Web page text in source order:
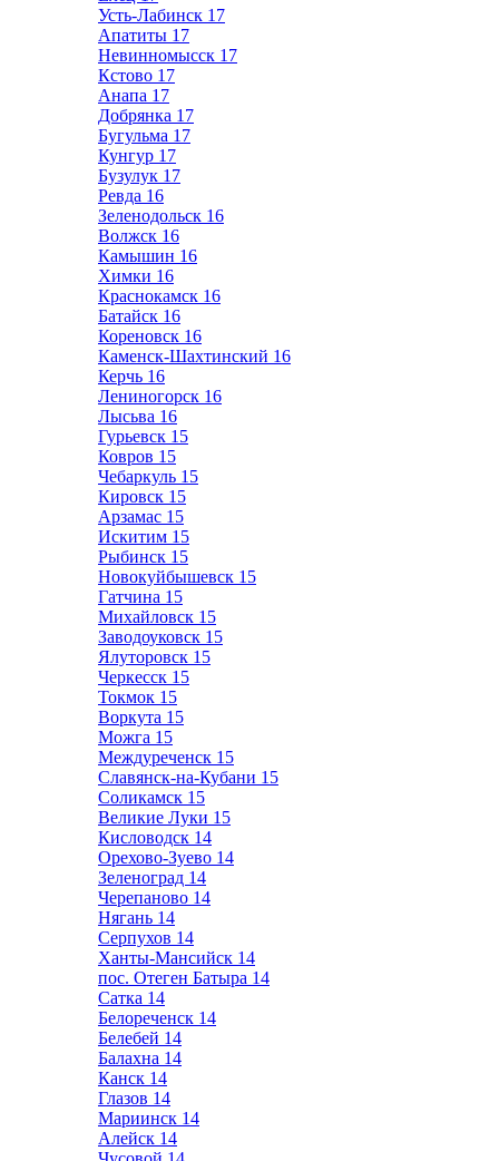
Усть-Лабинск 17
Апатиты 17
Невинномысск 17
Кстово 17
Анапа 17
Добрянка 17
Бугульма 17
Кунгур 17
Бузулук 17
Ревда 16
Зеленодольск 16
Волжск 16
Камышин 16
Химки 16
Краснокамск 16
Батайск 16
Кореновск 16
Каменск-Шахтинский 16
Керчь 16
Лениногорск 16
Лысьва 16
Гурьевск 15
Ковров 15
Чебаркуль 15
Кировск 15
Арзамас 15
Искитим 15
Рыбинск 15
Новокуйбышевск 15
Гатчина 15
Михайловск 15
Заводоуковск 15
Ялуторовск 15
Черкесск 15
Токмок 15
Воркута 15
Можга 15
Междуреченск 15
Славянск-на-Кубани 15
Соликамск 15
Великие Луки 15
Кисловодск 14
Орехово-Зуево 14
Зеленоград 14
Черепаново 14
Нягань 14
Серпухов 14
Ханты-Мансийск 14
пос. Отеген Батыра 14
Сатка 14
Белореченск 14
Белебей 14
Балахна 14
Канск 14
Глазов 14
Мариинск 14
Алейск 14